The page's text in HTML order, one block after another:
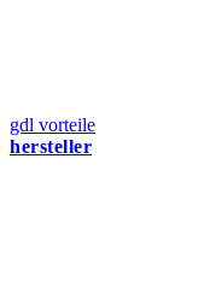
gdl vorteile
hersteller